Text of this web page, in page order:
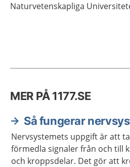
Naturvetenskapliga
MER PÅ 1177.SE
Så fungerar
Nervsystemets uppgift är att
förmedla signaler från och till
och kroppsdelar. Det gör att